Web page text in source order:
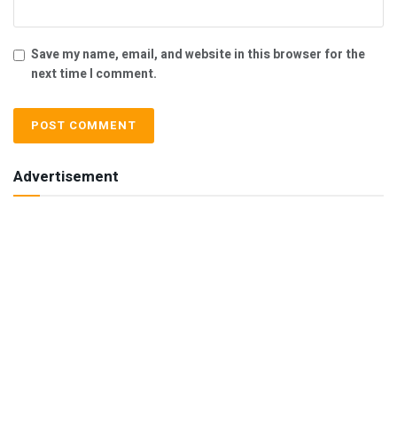
Save my name, email, and website in this browser for the
next time I comment.
Advertisement